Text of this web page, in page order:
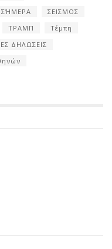
ΣΉΜΕΡΑ
ΣΕΙΣΜΟΣ
ΤΡΑΜΠ
Τέμπη
ΔΗΛΩΣΕΙΣ